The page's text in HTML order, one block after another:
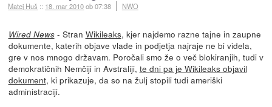
Matej Huš :: 18. mar 2010ob 07:38 NWO
Wired News- Stran Wikileaks, kjer najdemo razne tajne in zaupne
dokumente, katerih objave vlade in podjetja najraje ne bi videla,
gre v nos mnogo državam. Poročali smo že o več blokiranjih, tudi v
demokratičnih Nemčiji in Avstraliji, te dni pa je Wikileaks objavil
dokument, ki prikazuje, da so na žulj stopili tudi ameriški
administraciji.